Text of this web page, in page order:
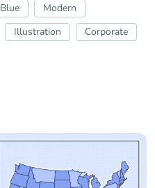
Blue
Modern
Illustration
Corporate